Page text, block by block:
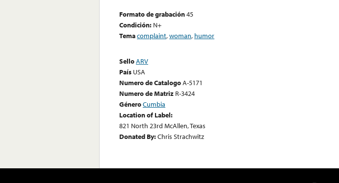
Formato de grabación45
Condición: N+
Temacomplaint,woman, humor
SelloARV
País USA
Numero de CatalogoA-5171
Numero de Matriz R-3424
GéneroCumbia
Location of Label:
821 North 23rd McAllen, Texas
Donated By:Chris Strachwitz